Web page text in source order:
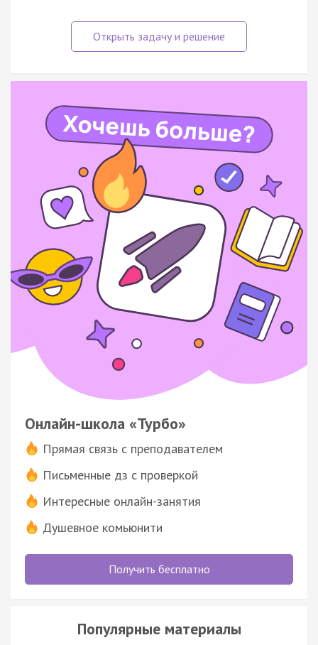
Онлайн-школа «Турбо»
Прямая связь с преподавателем
Письменные дз с проверкой
Интересные онлайн-занятия
Душевное комьюнити
Получить бесплатно
Популярные материалы